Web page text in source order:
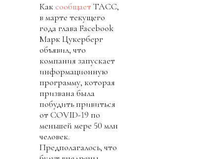
Как сообщает ТАСС,
в марте текущего
года глава Facebook
Марк Цукерберг
объявил, что
компания запускает
информационную
программу, которая
призвана была
побудить привиться
от COVID-19 по
меньшей мере 50 млн
человек.
Предполагалось, что